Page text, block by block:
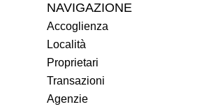
NAVIGAZIONE
Accoglienza
Località
Proprietari
Transazioni
Agenzie